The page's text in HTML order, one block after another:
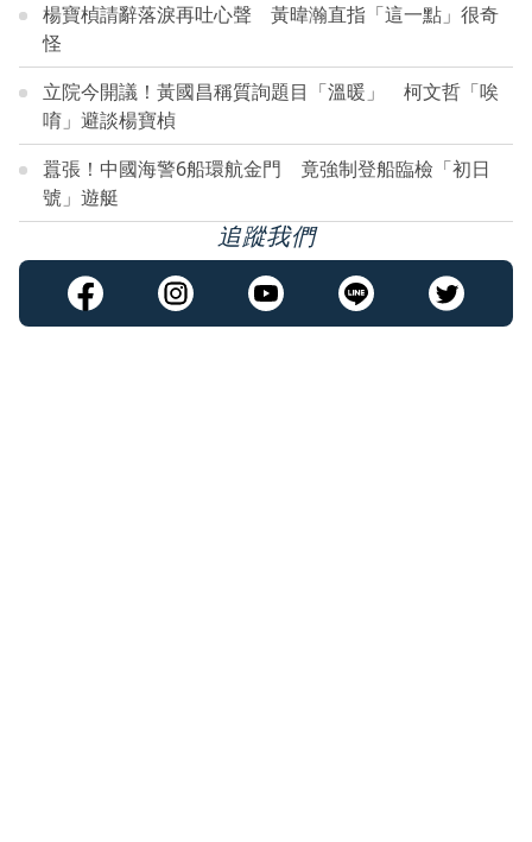
楊寶楨請辭落淚再吐心聲 黃暐瀚直指「這一點」很奇
怪
立院今開議！黃國昌稱質詢題目「溫暖」 柯文哲「唉
唷」避談楊寶楨
囂張！中國海警6船環航金門 竟強制登船臨檢「初日
號」遊艇
追蹤我們